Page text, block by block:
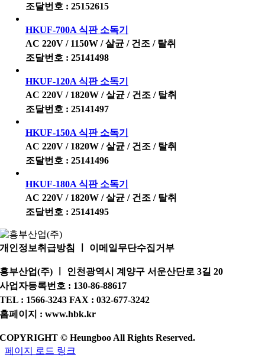
조달번호 : 25152615
HKUF-700A 식판 소독기
AC 220V / 1150W / 살균 / 건조 / 탈취
조달번호 : 25141498
HKUF-120A 식판 소독기
AC 220V / 1820W / 살균 / 건조 / 탈취
조달번호 : 25141497
HKUF-150A 식판 소독기
AC 220V / 1820W / 살균 / 건조 / 탈취
조달번호 : 25141496
HKUF-180A 식판 소독기
AC 220V / 1820W / 살균 / 건조 / 탈취
조달번호 : 25141495
개인정보취급방침 ㅣ 이메일무단수집거부
흥부산업(주) ㅣ 인천광역시 계양구 서운산단로 3길 20
사업자등록번호 : 130-86-88617
TEL : 1566-3243 FAX : 032-677-3242
홈페이지 : www.hbk.kr
COPYRIGHT © Heungboo All Rights Reserved.
페이지 로드 링크